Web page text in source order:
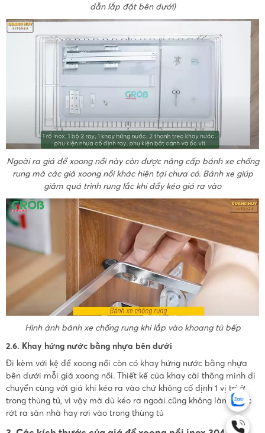
dẫn lắp đặt bên dưới)
Ngoài ra giá để xoong nồi này còn được nâng cấp bánh xe chống
rung mà các giá xoong nồi khác hiện tại chưa có. Bánh xe giúp
giảm quá trình rung lắc khi đẩy kéo giá ra vào
Hình ảnh bánh xe chống rung khi lắp vào khoang tủ bếp
2.6. Khay hứng nước bằng nhựa bên dưới
Đi kèm với kệ để xoong nồi còn có khay hứng nước bằng nhựa
bên dưới mỗi giá xoong nồi. Thiết kế của khay cài thông minh di
chuyển cùng với giá khi kéo ra vào chứ không cố định 1 vị trí ở
trong thùng tủ, vì vậy mà dù kéo ra ngoài cũng không làm nước
rớt ra sàn nhà hay rơi vào trong thùng tủ